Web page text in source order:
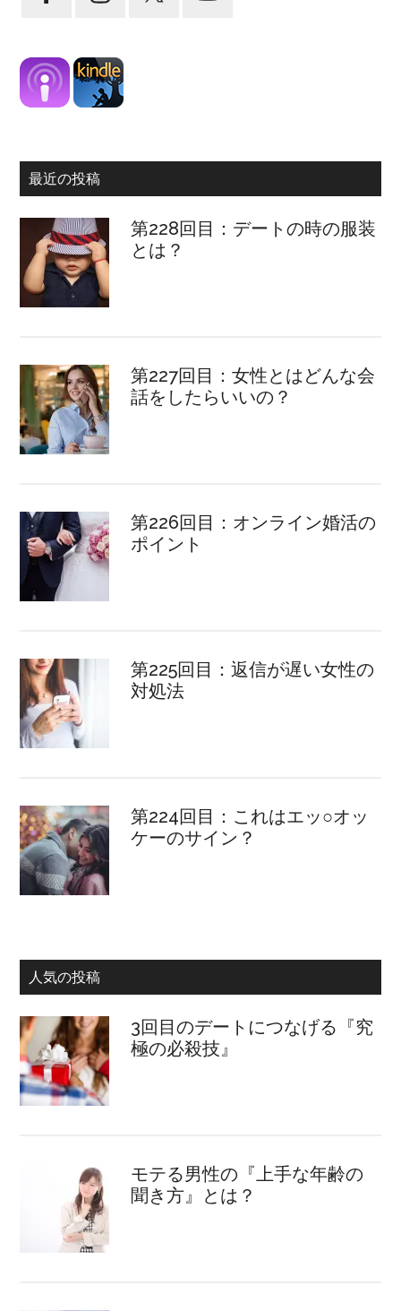
最近の投稿
第228回目：デートの時の服装
とは？
第227回目：女性とはどんな会
話をしたらいいの？
第226回目：オンライン婚活の
ポイント
第225回目：返信が遅い女性の
対処法
第224回目：これはエッ○オッ
ケーのサイン？
人気の投稿
3回目のデートにつなげる『究
極の必殺技』
モテる男性の『上手な年齢の
聞き方』とは？